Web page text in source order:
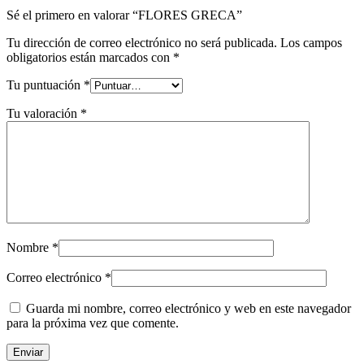
Sé el primero en valorar “FLORES GRECA”
Tu dirección de correo electrónico no será publicada. Los campos
obligatorios están marcados con *
Tu puntuación *
Tu valoración *
Nombre *
Correo electrónico *
Guarda mi nombre, correo electrónico y web en este navegador
para la próxima vez que comente.